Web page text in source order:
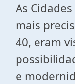
As
mais
40, eram
e